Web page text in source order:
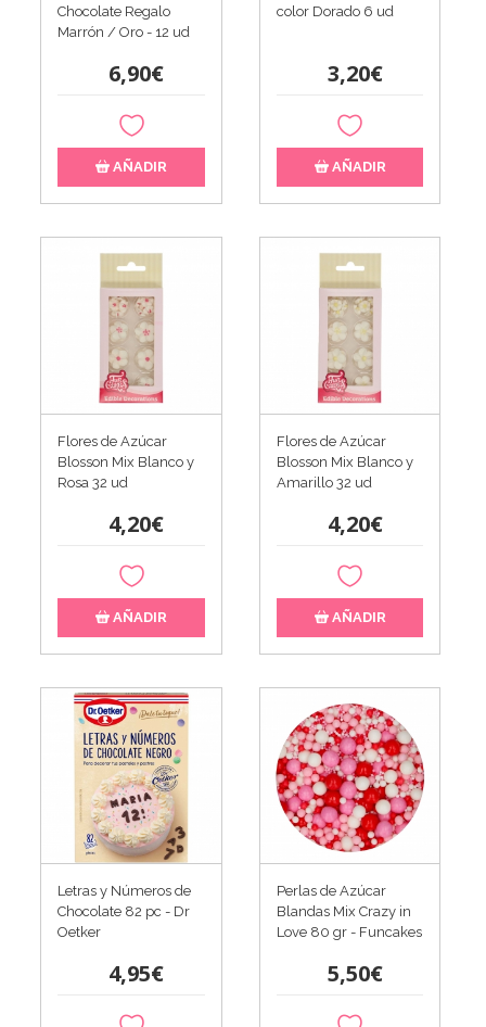
Chocolate Regalo
Marrón / Oro - 12 ud
6,90€
AÑADIR
color Dorado 6 ud
3,20€
AÑADIR
Flores de Azúcar
Blosson Mix Blanco y
Rosa 32 ud
4,20€
AÑADIR
Flores de Azúcar
Blosson Mix Blanco y
Amarillo 32 ud
4,20€
AÑADIR
Letras y Números de
Chocolate 82 pc - Dr
Oetker
4,95€
Perlas de Azúcar
Blandas Mix Crazy in
Love 80 gr - Funcakes
5,50€